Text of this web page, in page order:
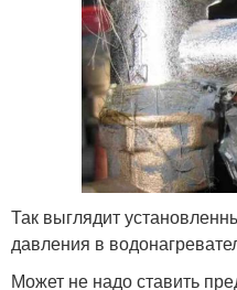
Так выглядит
давления в
Может не надо ставить